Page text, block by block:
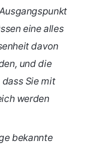
eine alles
davon
und die
Sie mit
werden
bekannte